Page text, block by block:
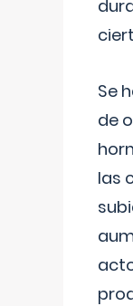
Se
de
las